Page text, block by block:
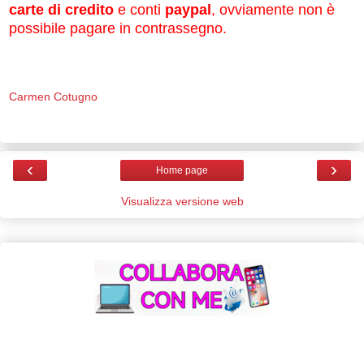
carte di credito e conti paypal, ovviamente non è
possibile pagare in contrassegno.
Carmen Cotugno
‹ ›
Home page
Visualizza versione web